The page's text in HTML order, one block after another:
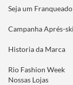
Seja um Franqueado
Campanha Aprés-
Historia da Marca
Rio Fashion Week
Nossas Lojas